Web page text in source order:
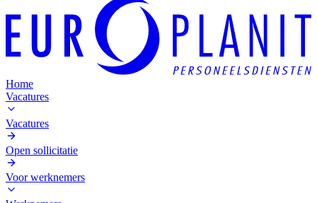
Home
Vacatures
Vacatures
Open sollicitatie
Voor werknemers